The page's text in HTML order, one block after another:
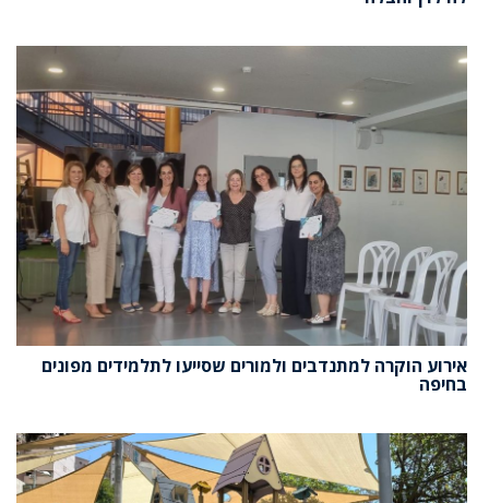
אירוע הוקרה למתנדבים ולמורים שסייעו לתלמידים מפונים
בחיפה